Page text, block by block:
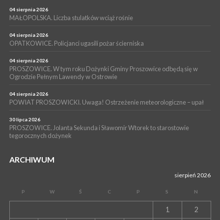
Czwartki w Bibliotece”
14 lipca 2026
PROSZOWICE. 26 lipca odbędzie się XII Marsz Rzeczpospolitej
WYDARZENIA
13 lipca 2026
Szpitalu im. Ojca Rafała z Proszowic już działa
04 sierpnia 2026
MAŁOPOLSKA. Liczba stulatków wciąż rośnie
04 sierpnia 2026
OPATKOWICE. Policjanci ugasili pożar ścierniska
04 sierpnia 2026
PROSZOWICE. W tym roku Dożynki Gminy Proszowice odbędą się w
Ogrodzie Pełnym Lawendy w Ostrowie
04 sierpnia 2026
POWIAT PROSZOWICKI. Uwaga! Ostrzeżenie meteorologiczne – upał
30 lipca 2026
PROSZOWICE. Jolanta Sekunda i Sławomir Wtorek to starostowie
tegorocznych dożynek
ARCHIWUM
sierpień 2026
P W Ś C P S N
1 2